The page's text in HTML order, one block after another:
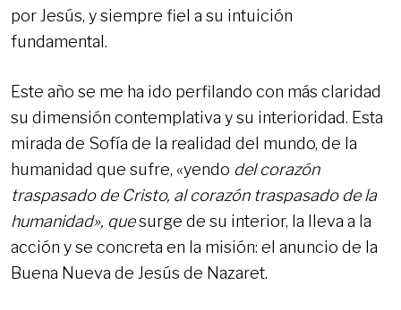
por Jesús, y siempre fiel a su intuición
fundamental.
Este año se me ha ido perfilando con más claridad
su dimensión contemplativa y su interioridad. Esta
mirada de Sofía de la realidad del mundo, de la
humanidad que sufre, «yendo del corazón
traspasado de Cristo, al corazón traspasado de la
humanidad», quesurge de su interior, la lleva a la
acción y se concreta en la misión: el anuncio de la
Buena Nueva de Jesús de Nazaret.